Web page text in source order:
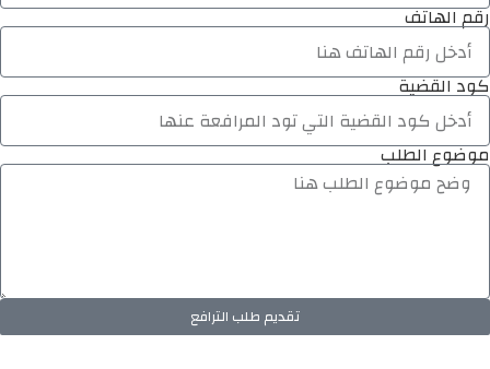
رقم الهاتف
كود القضية
موضوع الطلب
تقديم طلب الترافع